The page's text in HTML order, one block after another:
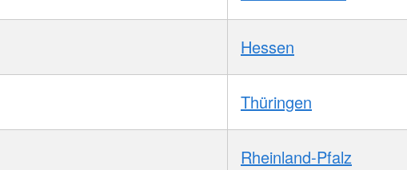
Hessen
Thüringen
Rheinland-Pfalz